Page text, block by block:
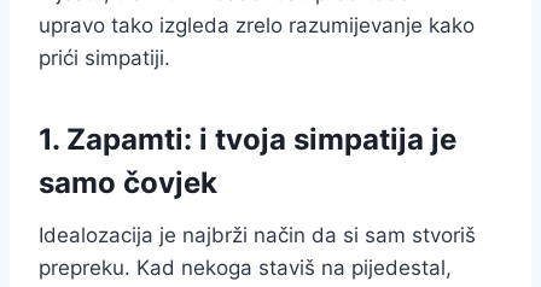
upravo tako izgleda zrelo razumijevanje kako
prići simpatiji.
1. Zapamti: i tvoja simpatija je
samo čovjek
Idealozacija je najbrži način da si sam stvoriš
prepreku. Kad nekoga staviš na pijedestal,